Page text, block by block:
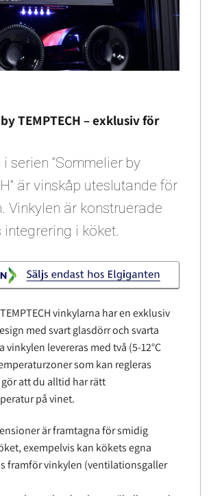
TEMPTECH – exklusiv för
serien ”Sommelier by
är vinskåp uteslutande för
Vinkylen är konstruerade
i köket.
vinkylarna har en exklusiv
med svart glasdörr och svarta
vinkylen levereras med två (5-12°C
som kan regleras
att du alltid har rätt
på vinet.
är framtagna för smidig
exempelvis kan kökets egna
framför vinkylen (ventilationsgaller